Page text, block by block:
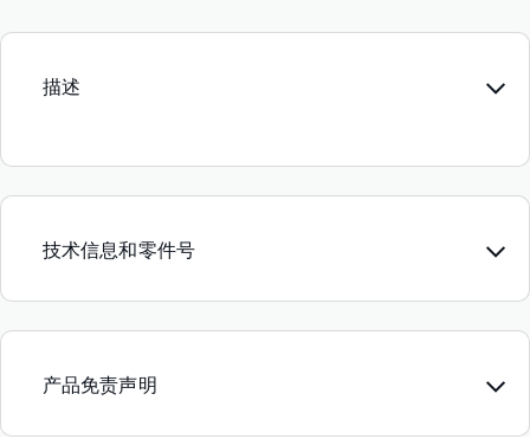
描述
技术信息和零件号
产品免责声明